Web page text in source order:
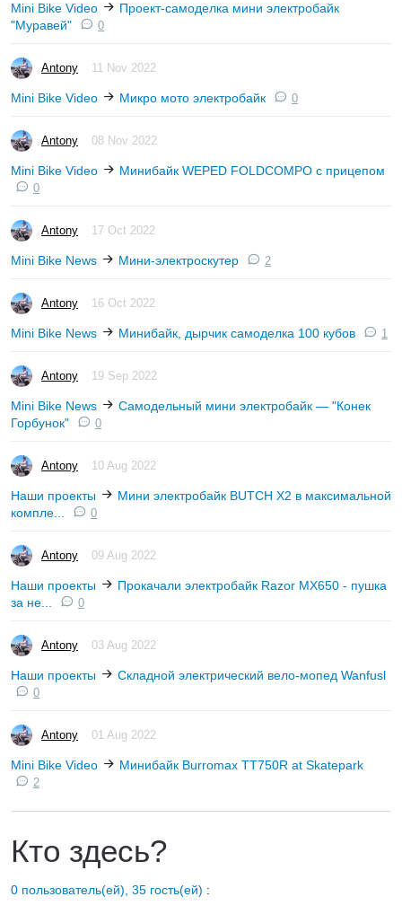
Mini Bike Video
Проект-самоделка мини электробайк
"Муравей"
0
Antony 11 Nov 2022
Mini Bike Video Микро мото электробайк 0
Antony 08 Nov 2022
Mini Bike Video Минибайк WEPED FOLDCOMPO с прицепом
0
Antony 17 Oct 2022
Mini Bike News Мини-электроскутер 2
Antony 16 Oct 2022
Mini Bike News Минибайк, дырчик самоделка 100 кубов 1
Antony 19 Sep 2022
Mini Bike News
Самодельный мини электробайк — "Конек
Горбунок"
0
Antony 10 Aug 2022
Наши проекты
Мини электробайк BUTCH X2 в максимальной
компле...
0
Antony 09 Aug 2022
Наши проекты
Прокачали электробайк Razor MX650 - пушка
за не...
0
Antony 03 Aug 2022
Наши проекты Складной электрический вело-мопед Wanfusl
0
Antony 01 Aug 2022
Mini Bike Video Минибайк Burromax TT750R at Skatepark
2
Кто здесь?
0 пользователь(ей), 35 гость(ей) :